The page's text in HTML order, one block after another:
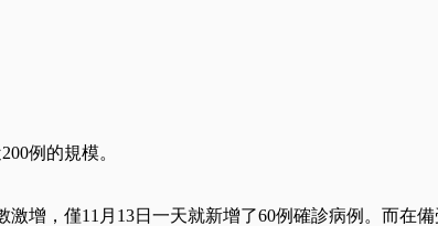
例的規模。
增，僅11月13日一天就新增了60例確診病例。而在